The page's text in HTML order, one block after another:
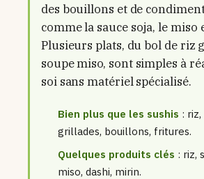
des bouillons et de
comme la sauce soja, le miso
Plusieurs plats, du bol de riz
soupe miso, sont simples à
soi sans matériel spécialisé.
Bien plus que les sushis :
grillades, bouillons, fritures.
Quelques produits clés : riz,
miso, dashi, mirin.